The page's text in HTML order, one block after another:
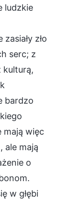
ludzkie
zło
serc; z
kulturą,
bardzo
mają więc
ale mają
o
w głębi